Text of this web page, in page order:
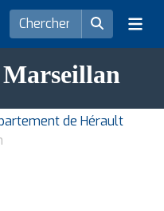
Marseillan
de Hérault